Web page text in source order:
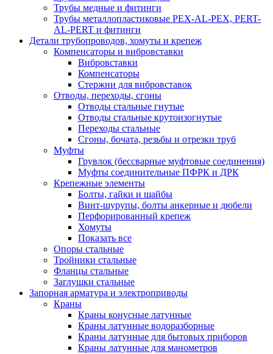
Трубы медные и фитинги
Трубы металлопластиковые PEX-AL-PEX, PERT-
AL-PERT и фитинги
Детали трубопроводов, хомуты и крепеж
Компенсаторы и вибровставки
Вибровставки
Компенсаторы
Стержни для вибровставок
Отводы, переходы, сгоны
Отводы стальные гнутые
Отводы стальные крутоизогнутые
Переходы стальные
Сгоны, бочата, резьбы и отрезки труб
Муфты
Грувлок (бессварные муфтовые соединения)
Муфты соединительные ПФРК и ДРК
Крепежные элементы
Болты, гайки и шайбы
Винт-шурупы, болты анкерные и дюбели
Перфорированный крепеж
Хомуты
Показать все
Опоры стальные
Тройники стальные
Фланцы стальные
Заглушки стальные
Запорная арматура и электроприводы
Краны
Краны конусные латунные
Краны латунные водоразборные
Краны латунные для бытовых приборов
Краны латунные для манометров